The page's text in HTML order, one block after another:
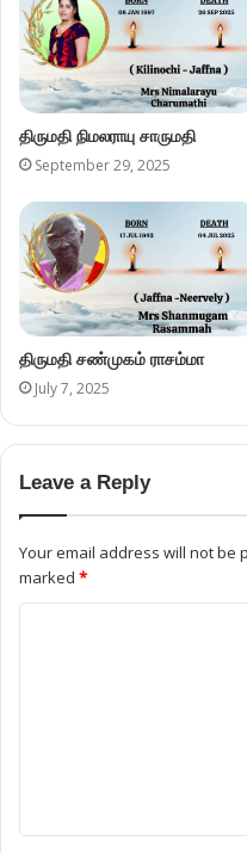
திருமதி நிமலராயு சாருமதி
September 29, 2025
திருமதி சண்முகம் ராசம்மா
July 7, 2025
Leave a Reply
Your email address will not be
marked *